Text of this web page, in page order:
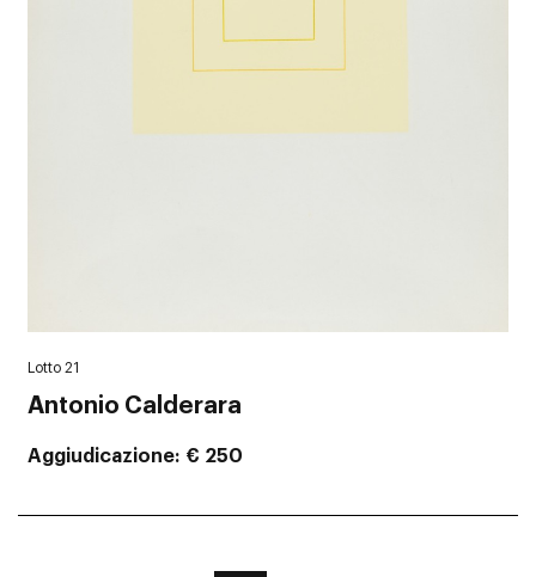
Lotto 21
Antonio Calderara
Aggiudicazione € 250